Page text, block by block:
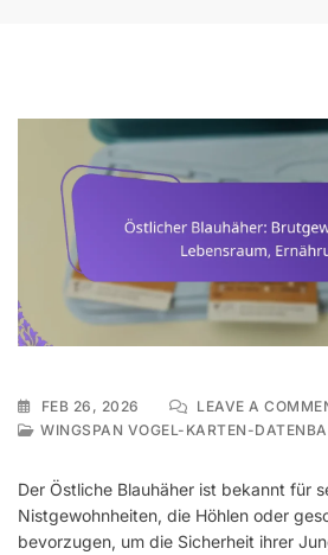
FEB 26, 2026 LEAVE A
WINGSPAN VOGEL-KARTEN-
Der Östliche Blauhäher ist bekannt für
Nistgewohnheiten, die Höhlen oder
bevorzugen, um die Sicherheit ihrer